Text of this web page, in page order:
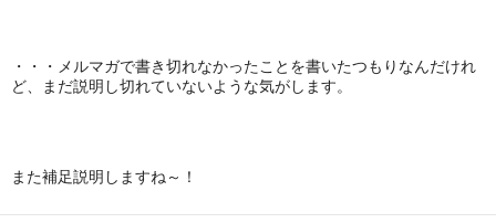
・・・メルマガで書き切れなかったことを書いたつもりなんだけれ
ど、まだ説明し切れていないような気がします。
また補足説明しますね～！